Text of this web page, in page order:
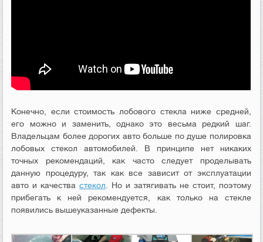
Конечно, если стоимость лобового стекла ниже средней,
его можно и заменить, однако это весьма редкий шаг.
Владельцам более дорогих авто больше по душе полировка
лобовых стекол автомобилей. В принципе нет никаких
точных рекомендаций, как часто следует проделывать
данную процедуру, так как все зависит от эксплуатации
авто и качествастекол . Но и затягивать не стоит, поэтому
прибегать к ней рекомендуется, как только на стекле
появились вышеуказанные дефекты.